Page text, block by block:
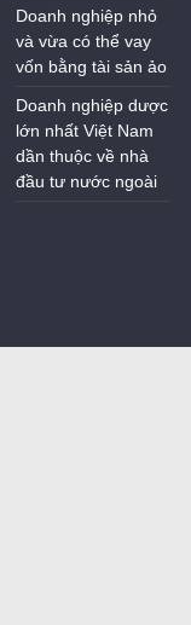
Doanh nghiệp nhỏ
và vừa có thể vay
vốn bằng tài sản ảo
Doanh nghiệp dược
lớn nhất Việt Nam
dần thuộc về nhà
đầu tư nước ngoài